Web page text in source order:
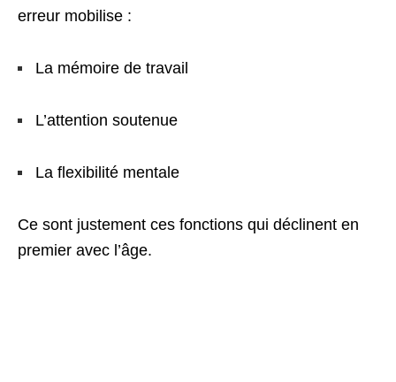
erreur mobilise :
La mémoire de travail
L’attention soutenue
La flexibilité mentale
Ce sont justement ces fonctions qui déclinent en
premier avec l’âge.